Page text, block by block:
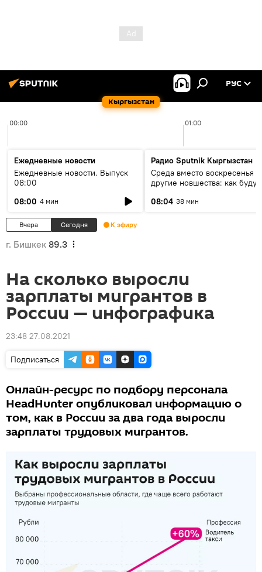
Кыргызстан
РУС
00:00 01:00
Ежедневные новости
Ежедневные новости. Выпуск
08:00
08:00 4 мин
Радио Sputnik Кыргызстан
Среда вместо воскресенья и
другие новшества: как будут
08:04 38 мин
Вчера Сегодня К эфиру
г. Бишкек 89.3
На сколько выросли
зарплаты мигрантов в
России — инфографика
23:48 27.08.2021
Подписаться
Онлайн-ресурс по подбору персонала
HeadHunter опубликовал информацию о
том, как в России за два года выросли
зарплаты трудовых мигрантов.